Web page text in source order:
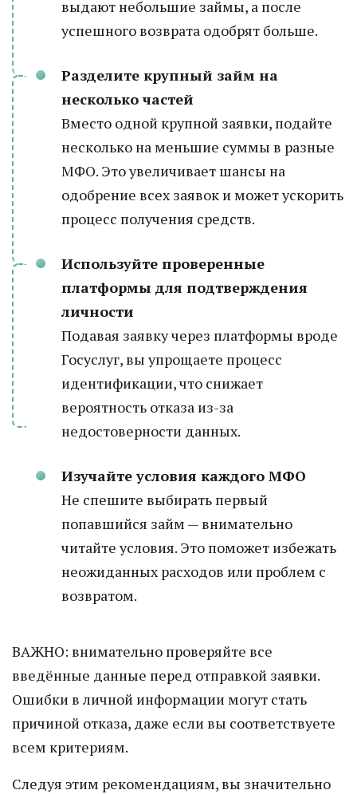
выдают небольшие займы, а после
успешного возврата одобрят больше.
Разделите крупный займ на
несколько частей
Вместо одной крупной заявки, подайте
несколько на меньшие суммы в разные
МФО. Это увеличивает шансы на
одобрение всех заявок и может ускорить
процесс получения средств.
Используйте проверенные
платформы для подтверждения
личности
Подавая заявку через платформы вроде
Госуслуг, вы упрощаете процесс
идентификации, что снижает
вероятность отказа из-за
недостоверности данных.
Изучайте условия каждого МФО
Не спешите выбирать первый
попавшийся займ — внимательно
читайте условия. Это поможет избежать
неожиданных расходов или проблем с
возвратом.
ВАЖНО: внимательно проверяйте все
введённые данные перед отправкой заявки.
Ошибки в личной информации могут стать
причиной отказа, даже если вы соответствуете
всем критериям.
Следуя этим рекомендациям, вы значительно